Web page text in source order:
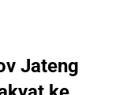
Jateng